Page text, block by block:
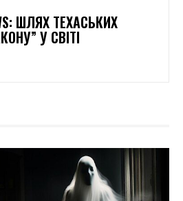
ШЛЯХ ТЕХАСЬКИХ
У СВІТІ